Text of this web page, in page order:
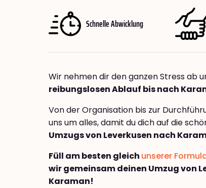
Schnelle Abwicklung
Wir nehmen dir den ganzen Stress ab
reibungslosen Ablauf bis nach
Von der Organisation bis zur
uns um alles, damit du dich auf die
Umzugs von Leverkusen nach
Füll am besten gleich unserer
wir gemeinsam deinen Umzug von
Karaman!